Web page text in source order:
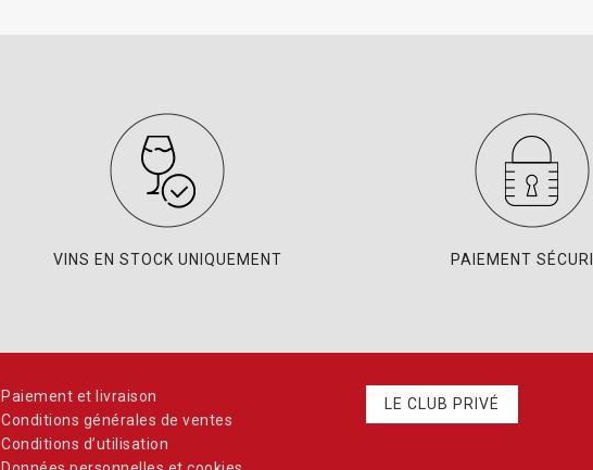
VINS EN STOCK UNIQUEMENT PAIEMENT
Paiement et livraison
Conditions générales de ventes
Conditions d’utilisation
LE CLUB PRIVÉ